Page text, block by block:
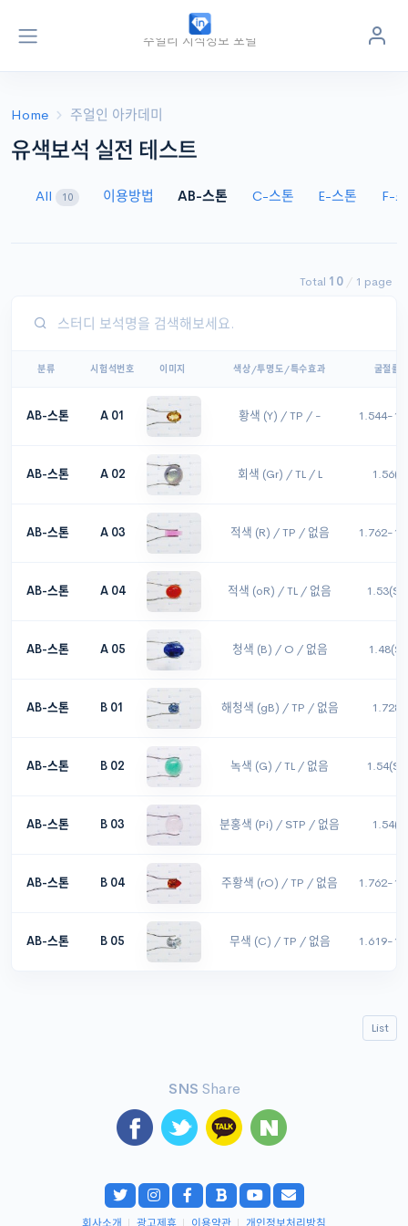
주얼리 지식정보 포털
Home 주얼인 아카데미
유색보석 실전 테스트
All 10 이용방법 AB-스톤 C-스톤 E-스톤 F-
Total 10 / 1 page
분류 시험석번호 이미지 색상/투명도/특수효과 굴절률/
AB-스톤 A 01 황색 (Y) / TP / - 1.544-
AB-스톤 A 02 회색 (Gr) / TL / L
AB-스톤 A 03 적색 (R) / TP / 없음 1.762-
AB-스톤 A 04 적색 (oR) / TL / 없음
AB-스톤 A 05 청색 (B) / O / 없음
AB-스톤 B 01 해청색 (gB) / TP / 없음 1.728
AB-스톤 B 02 녹색 (G) / TL / 없음
AB-스톤 B 03 분홍색 (Pi) / STP / 없음
AB-스톤 B 04 주황색 (rO) / TP / 없음 1.762-
AB-스톤 B 05 무색 (C) / TP / 없음 1.619-
List
SNS Share